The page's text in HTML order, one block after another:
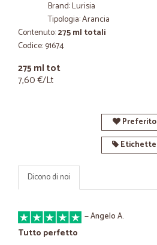
Brand: Lurisia
Tipologia: Arancia
Contenuto:275 ml totali
Codice: 91674
275 ml tot
7,60 €/Lt
Preferito
Etichette
Dicono di noi
—Angelo A.
Tutto perfetto